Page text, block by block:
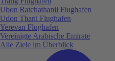
Ubon Ratchathanii Flughafen
Udon Thani Flughafen
Yerevan Flughafen
Vereinigte Arabische Emirate
Alle Ziele im Überblick